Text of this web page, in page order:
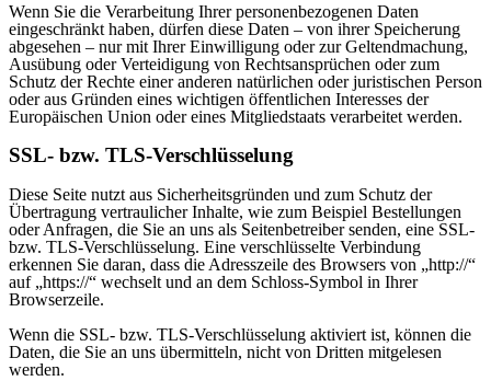
Wenn Sie die Verarbeitung Ihrer personenbezogenen Daten
eingeschränkt haben, dürfen diese Daten – von ihrer Speicherung
abgesehen – nur mit Ihrer Einwilligung oder zur Geltendmachung,
Ausübung oder Verteidigung von Rechtsansprüchen oder zum
Schutz der Rechte einer anderen natürlichen oder juristischen Person
oder aus Gründen eines wichtigen öffentlichen Interesses der
Europäischen Union oder eines Mitgliedstaats verarbeitet werden.
SSL- bzw. TLS-Verschlüsselung
Diese Seite nutzt aus Sicherheitsgründen und zum Schutz der
Übertragung vertraulicher Inhalte, wie zum Beispiel Bestellungen
oder Anfragen, die Sie an uns als Seitenbetreiber senden, eine SSL-
bzw. TLS-Verschlüsselung. Eine verschlüsselte Verbindung
erkennen Sie daran, dass die Adresszeile des Browsers von „http://“
auf „https://“ wechselt und an dem Schloss-Symbol in Ihrer
Browserzeile.
Wenn die SSL- bzw. TLS-Verschlüsselung aktiviert ist, können die
Daten, die Sie an uns übermitteln, nicht von Dritten mitgelesen
werden.